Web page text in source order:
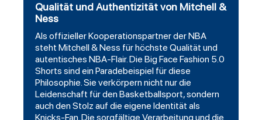
Qualität und Authentizität von Mitchell &
Ness
Als offizieller Kooperationspartner der NBA
steht Mitchell & Ness für höchste Qualität und
autentisches NBA-Flair. Die Big Face Fashion 5.0
Shorts sind ein Paradebeispiel für diese
Philosophie. Sie verkörpern nicht nur die
Leidenschaft für den Basketballsport, sondern
auch den Stolz auf die eigene Identität als
Knicks-Fan. Die sorgfältige Verarbeitung und die